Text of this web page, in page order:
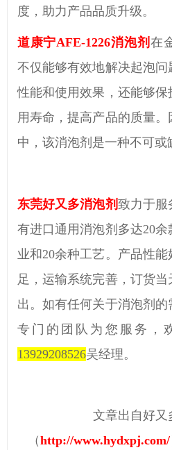
度，助力产品品质升级。
道康宁AFE-1226消泡剂 在
不仅能够有效地解决起泡
性能和使用效果，还能够保
用寿命，提高产品的质量
中， 该消泡剂是一种不可或
东莞好又多消泡剂致力于服
有进口通用消泡剂多达20
业和20余种工艺。产品性
足，运输系统完善，订货
出。如有任何关于消泡剂
专门的团队为您服务，
13929208526吴经理。
文章出自好又
（http://www.hydxpj.com/